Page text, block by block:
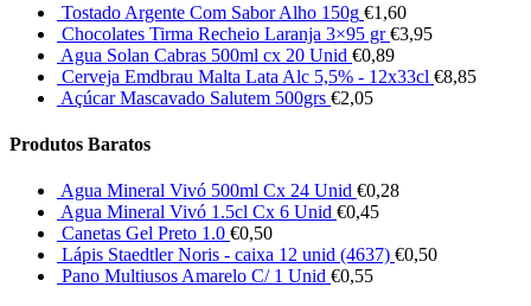
Tostado Argente Com Sabor Alho 150g €1,60
Chocolates Tirma Recheio Laranja 3×95 gr €3,95
Agua Solan Cabras 500ml cx 20 Unid €0,89
Cerveja Emdbrau Malta Lata Alc 5,5% - 12x33cl €8,85
Açúcar Mascavado Salutem 500grs €2,05
Produtos Baratos
Agua Mineral Vivó 500ml Cx 24 Unid €0,28
Agua Mineral Vivó 1.5cl Cx 6 Unid €0,45
Canetas Gel Preto 1.0 €0,50
Lápis Staedtler Noris - caixa 12 unid (4637) €0,50
Pano Multiusos Amarelo C/ 1 Unid €0,55